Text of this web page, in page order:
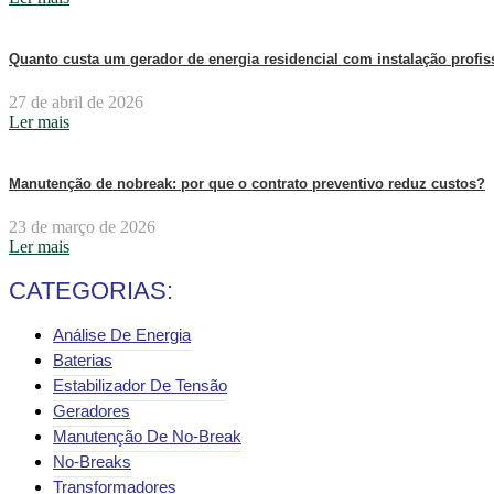
Quanto custa um gerador de energia residencial com instalação
27 de abril de 2026
Ler mais
Manutenção de nobreak: por que o contrato preventivo reduz custos?
23 de março de 2026
Ler mais
CATEGORIAS:
Análise De Energia
Baterias
Estabilizador De Tensão
Geradores
Manutenção De No-Break
No-Breaks
Transformadores